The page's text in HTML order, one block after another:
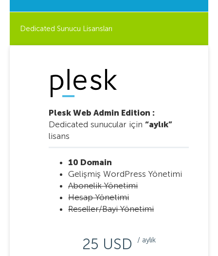
Dedicated Sunucu Lisansları
Plesk Web Admin Edition :
Dedicated sunucular için “aylık”
lisans
10 Domain
Gelişmiş WordPress Yönetimi
Abonelik Yönetimi
Hesap Yönetimi
Reseller/Bayi Yönetimi
25 USD / aylık